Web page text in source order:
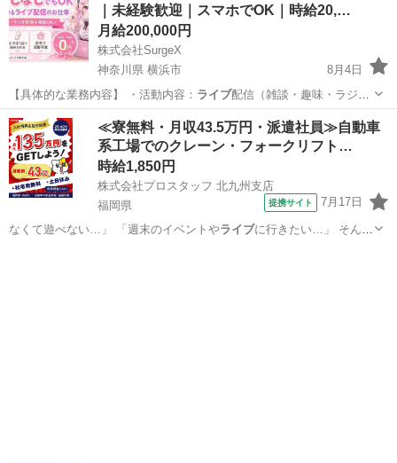
｜未経験歓迎｜スマホでOK｜時給20,…
月給200,000円
株式会社SurgeX
神奈川県 横浜市
8月4日
【具体的な業務内容】 ・活動内容： ライブ配信（雑談・趣味・ラジオ
配信など）、ス…
神奈川 横浜市 その他 ライバー
≪寮無料・月収43.5万円・派遣社員≫自動車
系工場でのクレーン・フォークリフト…
時給1,850円
株式会社プロスタッフ 北九州支店
福岡県
提携サイト 7月17日
なくて遊べない…」 「週末のイベントやライブに行きたい…」 そんな